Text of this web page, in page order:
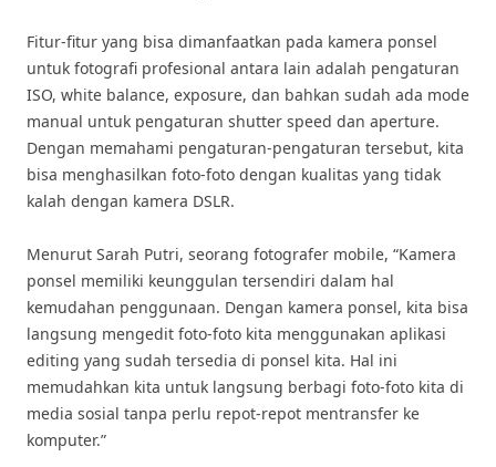
Fitur-fitur yang bisa dimanfaatkan pada kamera ponsel
untuk fotografi profesional antara lain adalah pengaturan
ISO, white balance, exposure, dan bahkan sudah ada mode
manual untuk pengaturan shutter speed dan aperture.
Dengan memahami pengaturan-pengaturan tersebut, kita
bisa menghasilkan foto-foto dengan kualitas yang tidak
kalah dengan kamera DSLR.
Menurut Sarah Putri, seorang fotografer mobile, “Kamera
ponsel memiliki keunggulan tersendiri dalam hal
kemudahan penggunaan. Dengan kamera ponsel, kita bisa
langsung mengedit foto-foto kita menggunakan aplikasi
editing yang sudah tersedia di ponsel kita. Hal ini
memudahkan kita untuk langsung berbagi foto-foto kita di
media sosial tanpa perlu repot-repot mentransfer ke
komputer.”